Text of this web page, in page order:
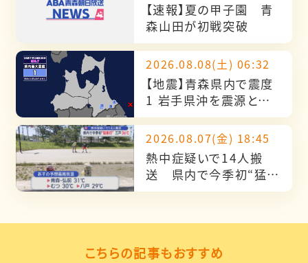
【速報】夏の甲子園 青
森山田が初戦突破
2026.08.08(土) 06:32
【地震】青森県内で震度
1 岩手県沖を震源とす
る最大震度1の地震が発
生 津波の心配なし
2026.08.07(金) 18:45
熱中症疑いで14人搬
送 県内で今季初“猛暑
日” 三戸36℃
こちらの記事もおすすめ